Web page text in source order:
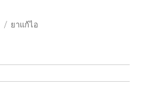
ป้าย
ยาแก้ไอ